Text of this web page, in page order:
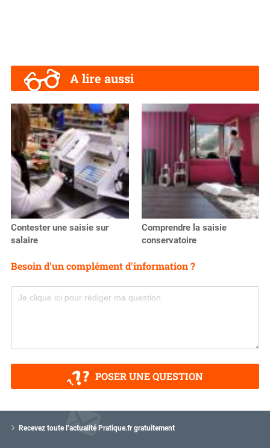
A lire aussi
Contester une saisie sur
salaire
Comprendre la saisie
conservatoire
Besoin d'un complément d'information ?
POSER UNE QUESTION
Recevez toute l’actualité Pratique.fr gratuitement
o